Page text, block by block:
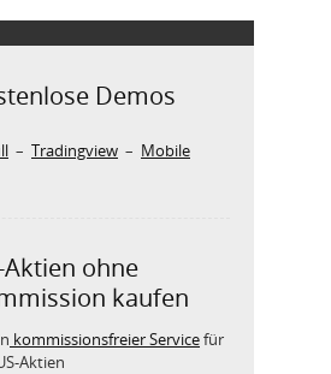
Demos
– Tradingview – Mobile
Aktien ohne
kaufen
kommissionsfreier Servicefür
Aktien